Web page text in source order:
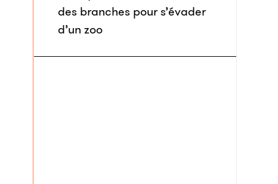
des branches pour s’évader
d’un zoo